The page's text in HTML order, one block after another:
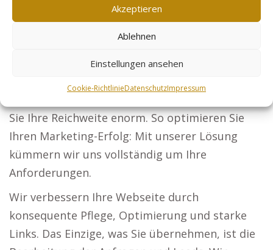
Akzeptieren
Ablehnen
Einstellungen ansehen
Cookie-RichtlinieDatenschutzImpressum
Steuerberater: Unternehmen und
Privatpersonen sollen Ihre Services
kennenlernen. Sicherheitsdienste: Etablieren Sie
sich als erste Wahl für Sicherheit bei
Veranstaltungen und Unternehmen. Online-
Sie Ihre Reichweite enorm. So optimieren Sie
Ihren Marketing-Erfolg: Mit unserer Lösung
kümmern wir uns vollständig um Ihre
Anforderungen.
Wir verbessern Ihre Webseite durch
konsequente Pflege, Optimierung und starke
Links. Das Einzige, was Sie übernehmen, ist die